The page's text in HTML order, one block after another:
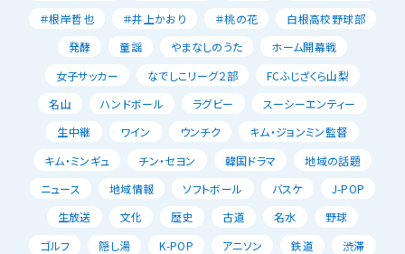
＃根岸哲也
＃井上かおり ＃桃の花
白根高校野球部
発酵
童謡 やまなしのうた
ホーム開幕戦
女子サッカー
なでしこリーグ２部
FCふじざくら山梨
名山
ハンドボール ラグビー
スーシーエンティー
生中継
ワイン ウンチク
キム・ジョンミン監督
キム・ミンギュ
チン・セヨン 韓国ドラマ
地域の話題
ニュース
地域情報 ソフトボール バスケ
J-POP
生放送
文化 歴史 古道 名水
野球
ゴルフ
隠し湯 K-POP アニソン 鉄道
渋滞